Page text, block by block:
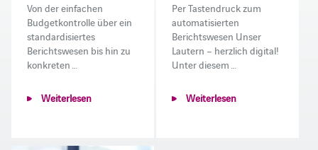
Von der einfachen
Budgetkontrolle über ein
standardisiertes
Berichtswesen bis hin zu
konkreten …
Weiterlesen
Per Tastendruck zum
automatisierten
Berichtswesen Unser
Lautern – herzlich digital!
Unter diesem …
Weiterlesen